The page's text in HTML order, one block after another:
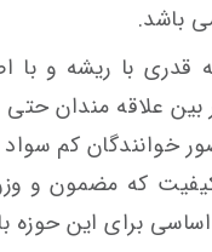
باشد.
قدری با ریشه و
بین علاقه مندان حتی
خوانندگان کم
که مضمون و
برای این حوزه